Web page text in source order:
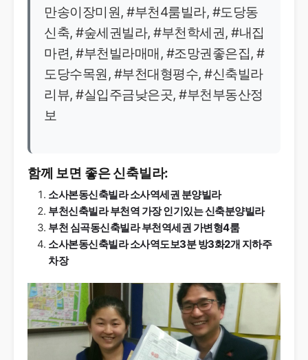
만송이장미원, #부천4룸빌라, #도당동
신축, #숲세권빌라, #부천학세권, #내집
마련, #부천빌라매매, #조망권좋은집, #
도당수목원, #부천대형평수, #신축빌라
리뷰, #실입주금낮은곳, #부천부동산정
보
함께 보면 좋은 신축빌라:
소사본동신축빌라 소사역세권 분양빌라
부천신축빌라 부천역 가장 인기있는 신축분양빌라
부천 심곡동신축빌라 부천역세권 가변형4룸
소사본동신축빌라 소사역도보3분 방3화2개 지하주
차장